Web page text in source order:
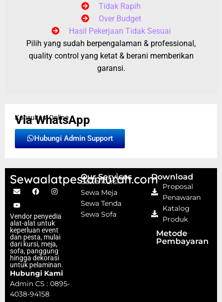
Tidak Rapih
Over Budget
Hasil Pekerjaan Tidak Sesuai
Pilih yang sudah berpengalaman & professional,
quality control yang ketat & berani memberikan
garansi.
Konsultasi Online
Via WhatsApp
Hubungi Admin Support
Sewaalatpestamurah.com
Vendor penyedia
alat-alat untuk
keperluan event
dan pesta, mulai
dari kursi, meja,
sofa, panggung
hingga dekorasi
untuk pelaminan.
Hubungi Kami
Admin CS : 0895-
4038-94158
Our Services
Sewa Kursi
Sewa Meja
Sewa Tenda
Sewa Sofa
Download
Proposal
Penawaran
Katalog
Produk
Metode
Pembayaran